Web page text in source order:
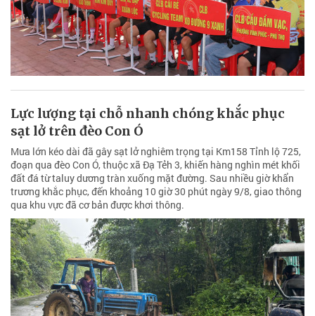
Lực lượng tại chỗ nhanh chóng khắc phục
sạt lở trên đèo Con Ó
Mưa lớn kéo dài đã gây sạt lở nghiêm trọng tại Km158 Tỉnh lộ 725,
đoạn qua đèo Con Ó, thuộc xã Đạ Tẻh 3, khiến hàng nghìn mét khối
đất đá từ taluy dương tràn xuống mặt đường. Sau nhiều giờ khẩn
trương khắc phục, đến khoảng 10 giờ 30 phút ngày 9/8, giao thông
qua khu vực đã cơ bản được khơi thông.